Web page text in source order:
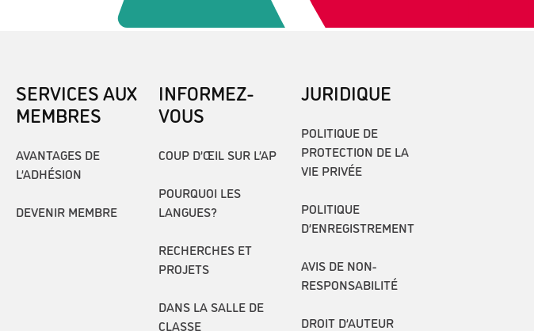
SERVICES AUX
MEMBRES
AVANTAGES DE
L’ADHÉSION
DEVENIR MEMBRE
INFORMEZ-
VOUS
COUP D’ŒIL SUR L’AP
POURQUOI LES
LANGUES?
RECHERCHES ET
PROJETS
DANS LA SALLE DE
CLASSE
JURIDIQUE
POLITIQUE DE
PROTECTION DE LA
VIE PRIVÉE
POLITIQUE
D’ENREGISTREMENT
AVIS DE NON-
RESPONSABILITÉ
DROIT D’AUTEUR